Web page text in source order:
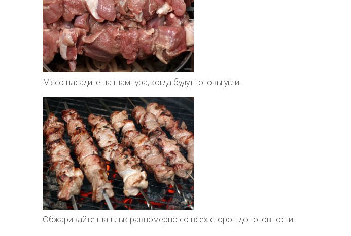
Мясо насадите на шампура, когда будут готовы угли.
Обжаривайте шашлык равномерно со всех сторон до готовности.